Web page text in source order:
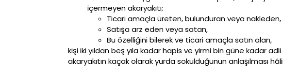
içermeyen akaryakıtı;
Ticari amaçla üreten, bulunduran veya nakleden,
Satışa arz eden veya satan,
Bu özelliğini bilerek ve ticari amaçla satın alan,
kişi iki yıldan beş yıla kadar hapis ve yirmi bin güne kadar
akaryakıtın kaçak olarak yurda sokulduğunun anlaşılması